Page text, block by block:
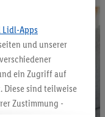
Apps
und unserer
ein Zugriff auf
sind teilweise
Zustimmung -